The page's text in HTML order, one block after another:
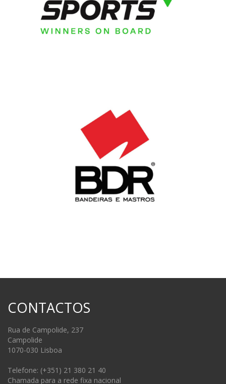
CONTACTOS
Rua de Campolide, 237
Campolide
1070-030 Lisboa
Telefone: (+351) 21 380 21 40
Chamada para a rede fixa nacional